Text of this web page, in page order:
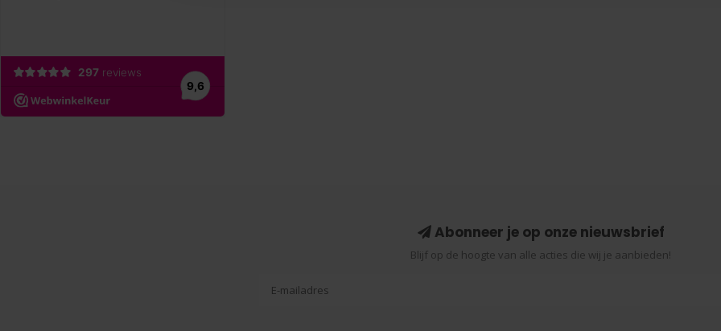
Abonneer je op onze nieuwsbrief
Blijf op de hoogte van alle acties die wij je aanbieden!